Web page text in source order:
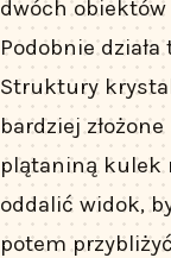
dwóch obiektów
Podobnie
Struktury
bardziej
plątaniną kulek
oddalić widok,
potem